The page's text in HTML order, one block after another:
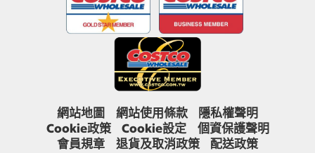
網站地圖 網站使用條款
隱私權聲明
Cookie政策
Cookie設定
個資保護聲明
會員規章
退貨及取消政策 配送政策